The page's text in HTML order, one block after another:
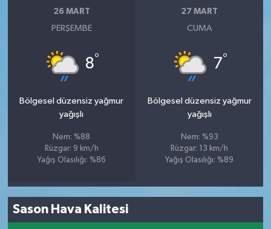
26 MART
PERŞEMBE
8°
Bölgesel düzensiz yağmur
yağışlı
Nem: %88
Rüzgar: 9 km/h
Yağış Olasılığı: %86
27 MART
CUMA
7°
Bölgesel düzensiz yağmur
yağışlı
Nem: %93
Rüzgar: 13 km/h
Yağış Olasılığı: %89
Sason Hava Kalitesi